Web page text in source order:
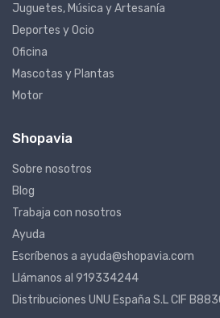
Juguetes, Música y Artesanía
Deportes y Ocio
Oficina
Mascotas y Plantas
Motor
Shopavia
Sobre nosotros
Blog
Trabaja con nosotros
Ayuda
Escríbenos a ayuda@shopavia.com
Llámanos al 919334244
Distribuciones UNU España S.L CIF